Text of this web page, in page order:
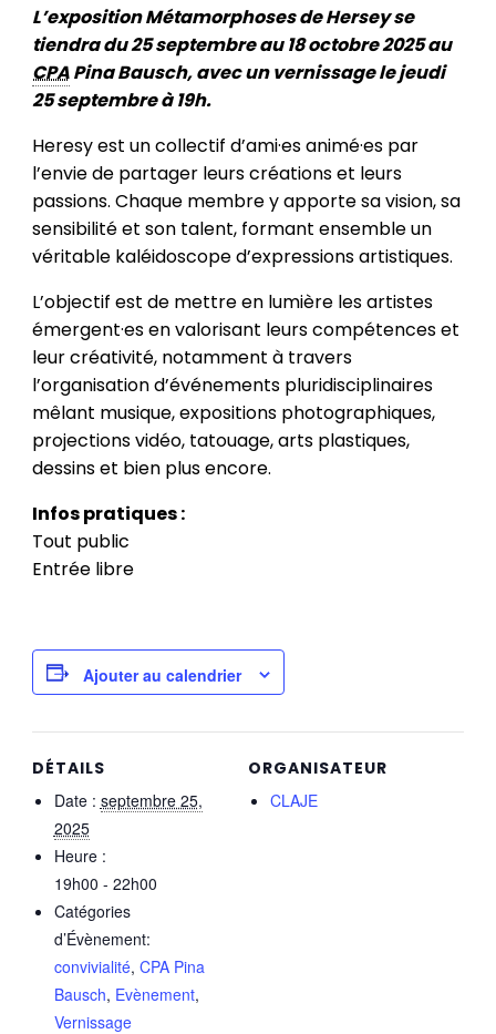
L’exposition Métamorphoses de Hersey se
tiendra du 25 septembre au 18 octobre 2025 au
CPAPina Bausch, avec un vernissage le jeudi
25 septembre à 19h.
Heresy est un collectif d’ami·es animé·es par
l’envie de partager leurs créations et leurs
passions. Chaque membre y apporte sa vision, sa
sensibilité et son talent, formant ensemble un
véritable kaléidoscope d’expressions artistiques.
L’objectif est de mettre en lumière les artistes
émergent·es en valorisant leurs compétences et
leur créativité, notamment à travers
l’organisation d’événements pluridisciplinaires
mêlant musique, expositions photographiques,
projections vidéo, tatouage, arts plastiques,
dessins et bien plus encore.
Infos pratiques :
Tout public
Entrée libre
Ajouter au calendrier
DÉTAILS
Date : septembre 25,
2025
Heure :
19h00 - 22h00
Catégories
d’Évènement:
convivialité, CPA Pina
Bausch, Evènement,
Vernissage
ORGANISATEUR
CLAJE